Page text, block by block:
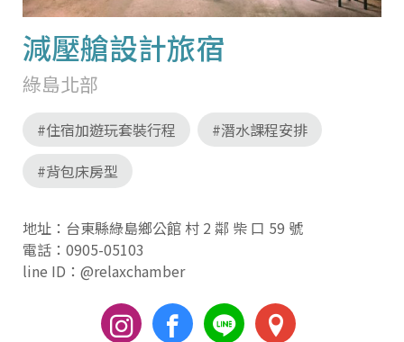
減壓艙設計旅宿
綠島北部
#住宿加遊玩套裝行程
#潛水課程安排
#背包床房型
地址：台東縣綠島鄉公館 村 2 鄰 柴 口 59 號
電話： 0905-05103
line ID：@relaxchamber